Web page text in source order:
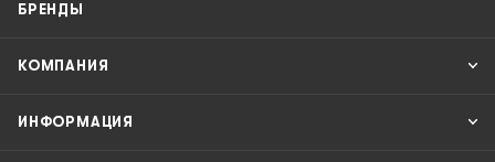
БРЕНДЫ
КОМПАНИЯ
ИНФОРМАЦИЯ